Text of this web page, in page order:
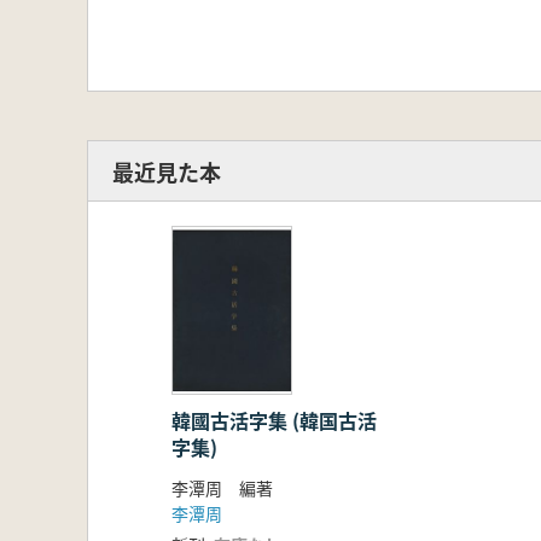
最近見た本
韓國古活字集 (韓国古活
字集)
李潭周 編著
李潭周